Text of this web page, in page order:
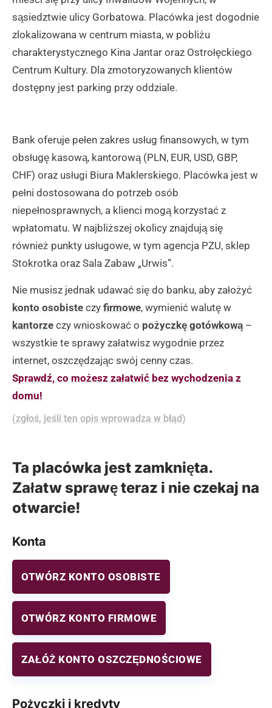
sąsiedztwie ulicy Gorbatowa. Placówka jest dogodnie
zlokalizowana w centrum miasta, w pobliżu
charakterystycznego Kina Jantar oraz Ostrołęckiego
Centrum Kultury. Dla zmotoryzowanych klientów
dostępny jest parking przy oddziale.
Bank oferuje pełen zakres usług finansowych, w tym
obsługę kasową, kantorową (PLN, EUR, USD, GBP,
CHF) oraz usługi Biura Maklerskiego. Placówka jest w
pełni dostosowana do potrzeb osób
niepełnosprawnych, a klienci mogą korzystać z
wpłatomatu. W najbliższej okolicy znajdują się
również punkty usługowe, w tym agencja PZU, sklep
Stokrotka oraz Sala Zabaw „Urwis”.
Nie musisz jednak udawać się do banku, aby założyć
konto osobiste czy firmowe, wymienić walutę w
kantorze czy wnioskować o pożyczkę gotówkową–
wszystkie te sprawy załatwisz wygodnie przez
internet, oszczędzając swój cenny czas.
Sprawdź, co możesz załatwić bez wychodzenia z
domu!
(zgłoś, jeśli ten opis wprowadza w błąd)
Ta placówka jest zamknięta.
Załatw sprawę teraz i nie czekaj na
otwarcie!
Konta
OTWÓRZ KONTO OSOBISTE
OTWÓRZ KONTO FIRMOWE
ZAŁÓŻ KONTO OSZCZĘDNOŚCIOWE
Pożyczki i kredyty